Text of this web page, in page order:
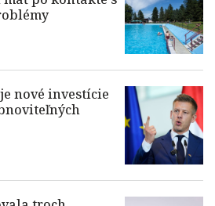
nové investície